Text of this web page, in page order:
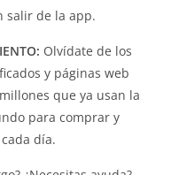
salir de la app.
Olvídate de los
y páginas web
que ya usan la
para comprar y
día.